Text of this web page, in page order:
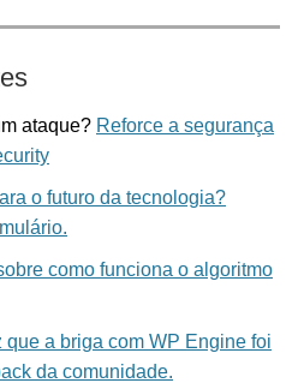
ataque? Reforce a segurança
o futuro da tecnologia?
como funciona o algoritmo
que a briga com WP Engine foi
da comunidade.